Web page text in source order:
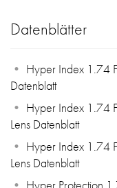
Datenblätter
Hyper Index 1.74
Datenblatt
Hyper Index 1.74
Lens Datenblatt
Hyper Index 1.74
Lens Datenblatt